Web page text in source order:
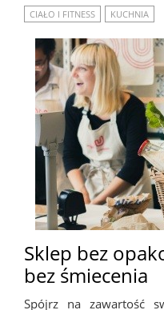
CIAŁO I FITNESS KUCHNIA
Sklep bez
bez śmiecenia
Spójrz na zawartość